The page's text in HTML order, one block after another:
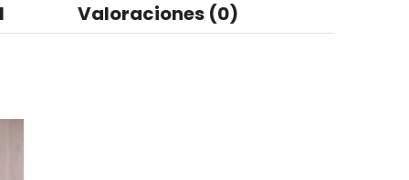
Valoraciones (0)